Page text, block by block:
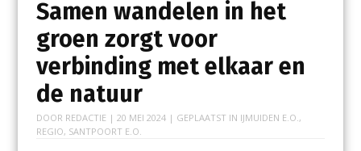
Samen wandelen in het
groen zorgt voor
verbinding met elkaar en
de natuur
DOOR REDACTIE | 20 MEI 2024| GEPLAATST IN IJMUIDEN E.O. ,
REGIO, SANTPOORT E.O.